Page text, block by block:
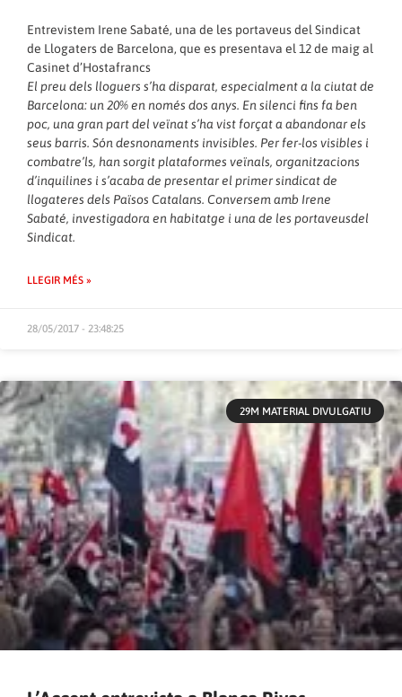
Entrevistem Irene Sabaté, una de les portaveus del Sindicat
de Llogaters de Barcelona, que es presentava el 12 de maig al
Casinet d’Hostafrancs
El preu dels lloguers s’ha disparat, especialment a la ciutat de
Barcelona: un 20% en només dos anys. En silenci fins fa ben
poc, una gran part del veïnat s’ha vist forçat a abandonar els
seus barris. Són desnonaments invisibles. Per fer-los visibles i
combatre’ls, han sorgit plataformes veïnals, organitzacions
d’inquilines i s’acaba de presentar el primer sindicat de
llogateres dels Països Catalans. Conversem amb Irene
Sabaté, investigadora en habitatge i una de les portaveusdel
Sindicat.
LLEGIR MÉS »
28/05/2017 - 23:48:25
29M MATERIAL DIVULGATIU